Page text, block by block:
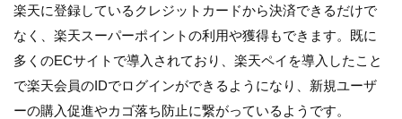
楽天に登録しているクレジットカードから決済できるだけで
なく、楽天スーパーポイントの利用や獲得もできます。既に
多くのECサイトで導入されており、楽天ペイを導入したこと
で楽天会員のIDでログインができるようになり、新規ユーザ
ーの購入促進やカゴ落ち防止に繋がっているようです。